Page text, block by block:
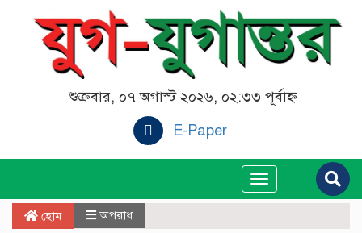
শুক্রবার, ০৭ অগাস্ট ২০২৬, ০২:৩৩ পূর্বাহ্ন
E-Paper
Toggle
navigation
হোম অপরাধ